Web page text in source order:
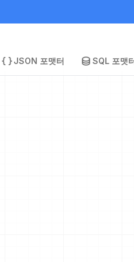
JSON 포맷터 SQL 포맷